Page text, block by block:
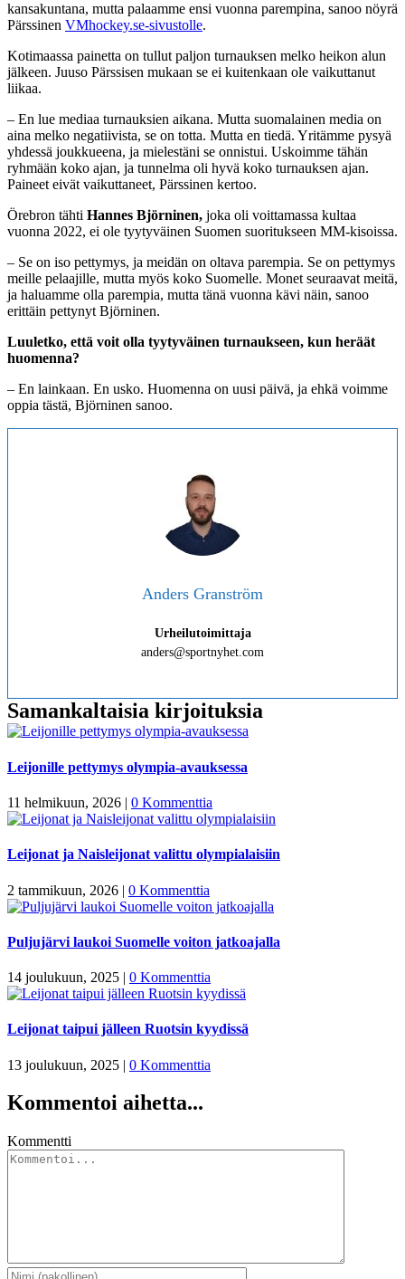
kansakuntana, mutta palaamme ensi vuonna parempina, sanoo nöyrä
Pärssinen VMhockey.se-sivustolle.
Kotimaassa painetta on tullut paljon turnauksen melko heikon alun
jälkeen. Juuso Pärssisen mukaan se ei kuitenkaan ole vaikuttanut
liikaa.
– En lue mediaa turnauksien aikana. Mutta suomalainen media on
aina melko negatiivista, se on totta. Mutta en tiedä. Yritämme pysyä
yhdessä joukkueena, ja mielestäni se onnistui. Uskoimme tähän
ryhmään koko ajan, ja tunnelma oli hyvä koko turnauksen ajan.
Paineet eivät vaikuttaneet, Pärssinen kertoo.
Örebron tähti Hannes Björninen, joka oli voittamassa kultaa
vuonna 2022, ei ole tyytyväinen Suomen suoritukseen MM-kisoissa.
– Se on iso pettymys, ja meidän on oltava parempia. Se on pettymys
meille pelaajille, mutta myös koko Suomelle. Monet seuraavat meitä,
ja haluamme olla parempia, mutta tänä vuonna kävi näin, sanoo
erittäin pettynyt Björninen.
Luuletko, että voit olla tyytyväinen turnaukseen, kun heräät
huomenna?
– En lainkaan. En usko. Huomenna on uusi päivä, ja ehkä voimme
oppia tästä, Björninen sanoo.
Anders Granström
Urheilutoimittaja
anders@sportnyhet.com
Samankaltaisia kirjoituksia
Leijonille pettymys olympia-avauksessa
11 helmikuun, 2026 | 0 Kommenttia
Leijonat ja Naisleijonat valittu olympialaisiin
2 tammikuun, 2026 | 0 Kommenttia
Puljujärvi laukoi Suomelle voiton jatkoajalla
14 joulukuun, 2025 | 0 Kommenttia
Leijonat taipui jälleen Ruotsin kyydissä
13 joulukuun, 2025 | 0 Kommenttia
Kommentoi aihetta...
Kommentti